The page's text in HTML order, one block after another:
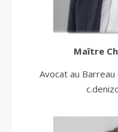
Maître
Avocat au